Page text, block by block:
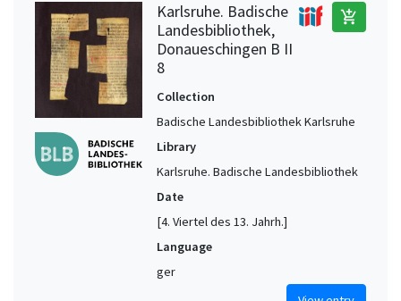
Karlsruhe. Badische
Landesbibliothek,
Donaueschingen B II
8
add_shopping_cart
Collection
Badische Landesbibliothek Karlsruhe
Library
Karlsruhe. Badische Landesbibliothek
Date
[4. Viertel des 13. Jahrh.]
Language
ger